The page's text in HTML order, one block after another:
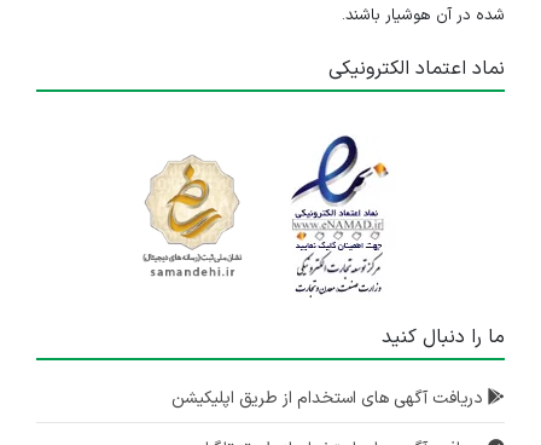
شده در آن هوشیار باشند.
نماد اعتماد الکترونیکی
ما را دنبال کنید
دریافت آگهی های استخدام از طریق اپلیکیشن